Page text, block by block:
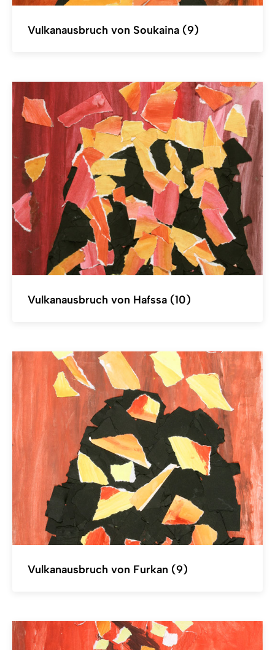
Vulkanausbruch von Soukaina (9)
Vulkanausbruch von Hafssa (10)
Vulkanausbruch von Furkan (9)